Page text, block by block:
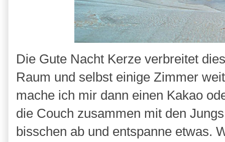
Die Gute Nacht Kerze verbreitet
Raum und selbst einige Zimmer
mache ich mir dann einen Kakao
die Couch zusammen mit den
bisschen ab und entspanne etwas.